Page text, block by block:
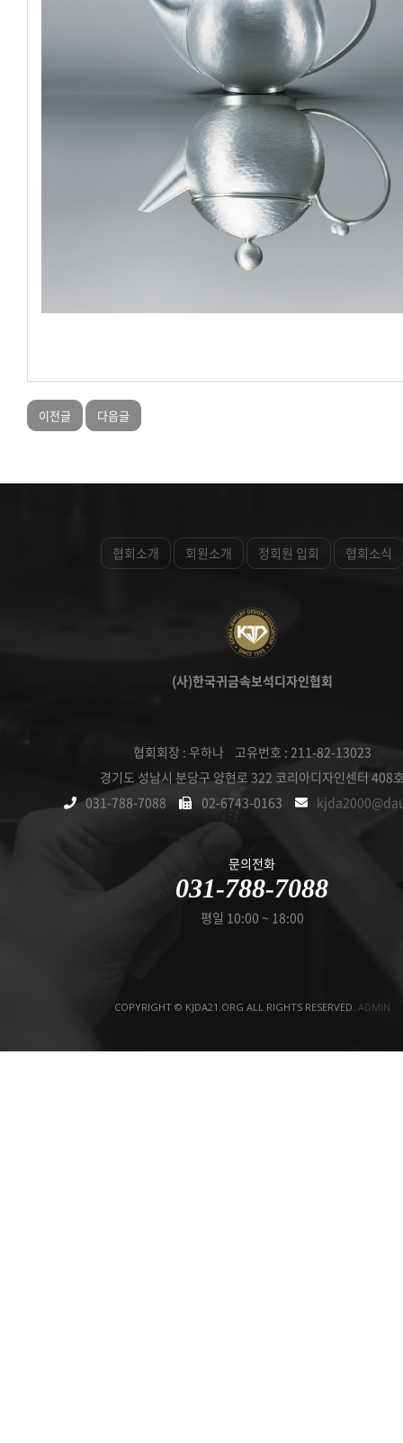
이전글 다음글
협회소개 회원소개 정회원 입회 협회소식
(사)한국귀금속보석디자인협회
협회회장 : 우하나 고유번호 : 211-82-13023
경기도 성남시 분당구 양현로 322 코리아디자인센터 408
031-788-7088
02-6743-0163
문의전화
031-788-7088
평일 10:00 ~ 18:00
COPYRIGHT © KJDA21.ORG ALL RIGHTS RESERVED. ADMIN